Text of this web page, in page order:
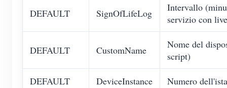
DEFAULT SignOfLifeLog
Intervallo
servizio con
DEFAULT CustomName
Nome del
script)
DEFAULT DeviceInstance Numero